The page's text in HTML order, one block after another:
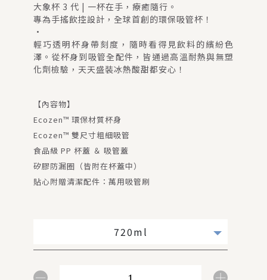
大象杯 3 代 | 一杯在手，療癒隨行。
專為手搖飲控設計，全球首創的環保吸管杯！
·
輕巧透明杯身帶刻度，隨時看得見飲料的繽紛色
澤。從杯身到吸管全配件，皆通過高溫耐熱與無塑
化劑檢驗，天天盛裝冰熱酸甜都安心！
【內容物】
Ecozen™ 環保材質杯身
Ecozen™ 雙尺寸粗細吸管
食品級 PP 杯蓋 ＆ 吸管蓋
矽膠防漏圈（皆附在杯蓋中）
貼心附贈清潔配件：萬用吸管刷
720ml